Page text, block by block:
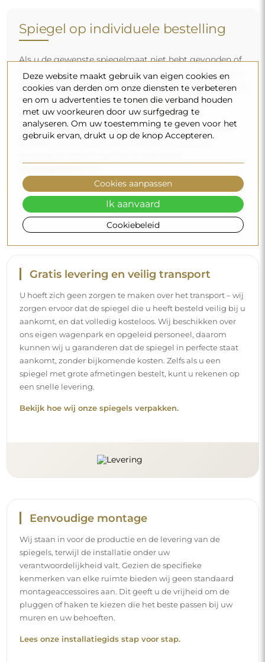
Spiegel op individuele bestelling
Als u de gewenste spiegelmaat niet hebt gevonden of
een andere indeling nodig hebt, neem dan telefonisch
of per e-mail contact met ons op. De grootste spiegels
die wij kunnen maken zijn200×300 cmen ronde
spiegels met een diameter van200 cm. Wij
vervaardigen spiegels op individuele bestelling. Wij
nodigen u uit om uw aanvraag samen met het
Gratis levering en veilig transport
U hoeft zich geen zorgen te maken over het transport – wij
zorgen ervoor dat de spiegel die u heeft besteld veilig bij u
aankomt, en dat volledig kosteloos. Wij beschikken over
ons eigen wagenpark en opgeleid personeel, daarom
kunnen wij u garanderen dat de spiegel in perfecte staat
aankomt, zonder bijkomende kosten. Zelfs als u een
spiegel met grote afmetingen bestelt, kunt u rekenen op
een snelle levering.
Bekijk hoe wij onze spiegels verpakken.
Eenvoudige montage
Wij staan in voor de productie en de levering van de
spiegels, terwijl de installatie onder uw
verantwoordelijkheid valt. Gezien de specifieke
kenmerken van elke ruimte bieden wij geen standaard
montageaccessoires aan. Dit geeft u de vrijheid om de
pluggen of haken te kiezen die het beste passen bij uw
muren en uw behoeften.
Lees onze installatiegids stap voor stap.
Deze website maakt gebruik van eigen cookies en
cookies van derden om onze diensten te verbeteren
en om u advertenties te tonen die verband houden
met uw voorkeuren door uw surfgedrag te
analyseren. Om uw toestemming te geven voor het
gebruik ervan, drukt u op de knop Accepteren.
Cookiebeleid
Cookies aanpassen
Ik aanvaard